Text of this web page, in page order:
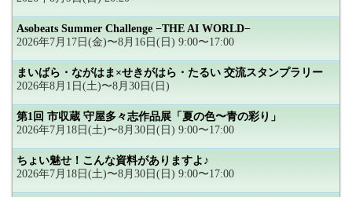
Asobeats Summer Challenge −THE AI WORLD−
2026年7月17日(金)〜8月16日(日) 9:00〜17:00
まいばら・ながはま×せきがはら・たるい 交流スタンプラリー
2026年8月1日(土)〜8月30日(日)
第1回 市収蔵 守屋多々志作品展「夏の色〜青の彩り」
2026年7月18日(土)〜8月30日(日) 9:00〜17:00
ちょい魅せ！こんな資料がありますよ♪
2026年7月18日(土)〜8月30日(日) 9:00〜17:00